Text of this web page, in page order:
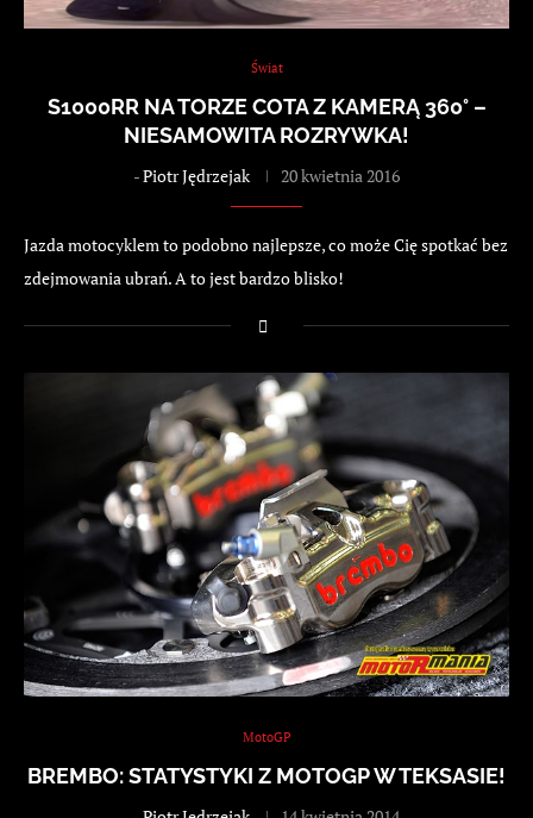
Świat
S1000RR NA TORZE COTA Z KAMERĄ 360° –
NIESAMOWITA ROZRYWKA!
-Piotr Jędrzejak 20 kwietnia 2016
Jazda motocyklem to podobno najlepsze, co może Cię spotkać bez
zdejmowania ubrań. A to jest bardzo blisko!
MotoGP
BREMBO: STATYSTYKI Z MOTOGP W TEKSASIE!